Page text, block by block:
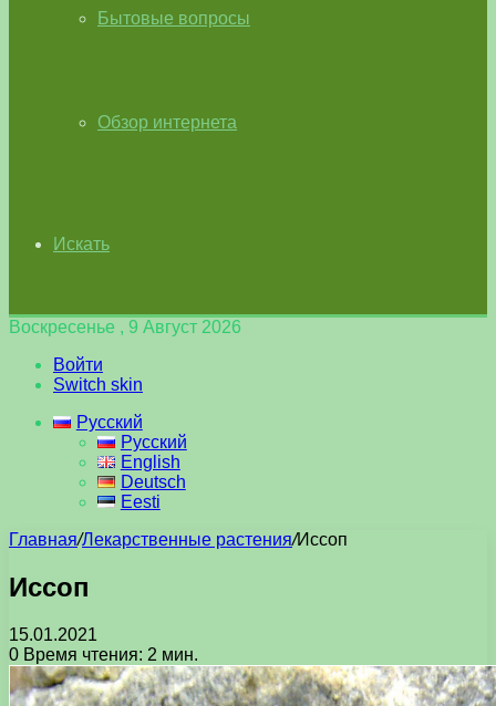
Бытовые вопросы
Обзор интернета
Искать
Воскресенье , 9 Август 2026
Войти
Switch skin
Русский
Русский
English
Deutsch
Eesti
Главная/Лекарственные растения/Иссоп
Иссоп
15.01.2021
0 Время чтения: 2 мин.